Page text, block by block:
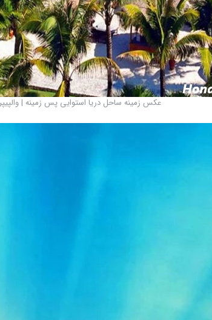
عکس زمینه ساحل دریا استوایی پس زمینه |